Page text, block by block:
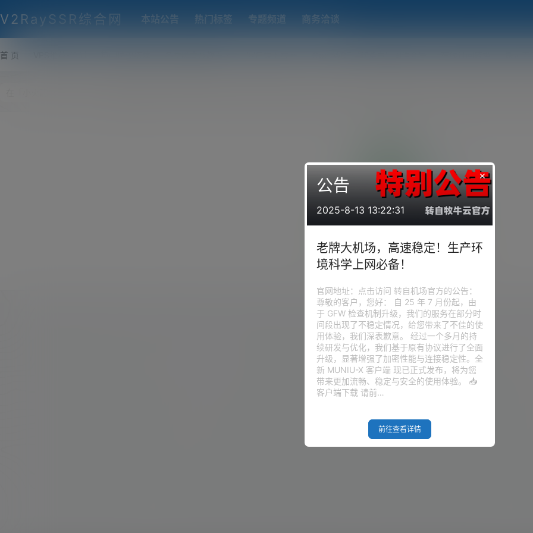
V2RaySSR综合网 本站公告 热门标签 专题频道 商务洽谈
首 页
Empty Result
×
公告
2025-8-13 13:22:31
老牌大机场，高速稳定！生产环
境科学上网必备！
官网地址：点击访问 转自机场官方的公告：
尊敬的客户，您好： 自 25 年 7 月份起，由
于 GFW 检查机制升级，我们的服务在部分时
间段出现了不稳定情况，给您带来了不佳的使
用体验，我们深表歉意。 经过一个多月的持
续研发与优化，我们基于原有协议进行了全面
升级，显著增强了加密性能与连接稳定性。全
新 MUNIU-X 客户端 现已正式发布，将为您
带来更加流畅、稳定与安全的使用体验。 📥
客户端下载 请前…
前往查看详情